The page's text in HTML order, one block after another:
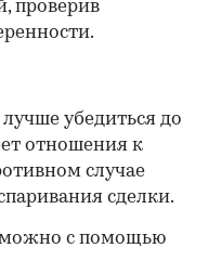
проверив
убедиться до
отношения к
случае
сделки.
можно с помощью